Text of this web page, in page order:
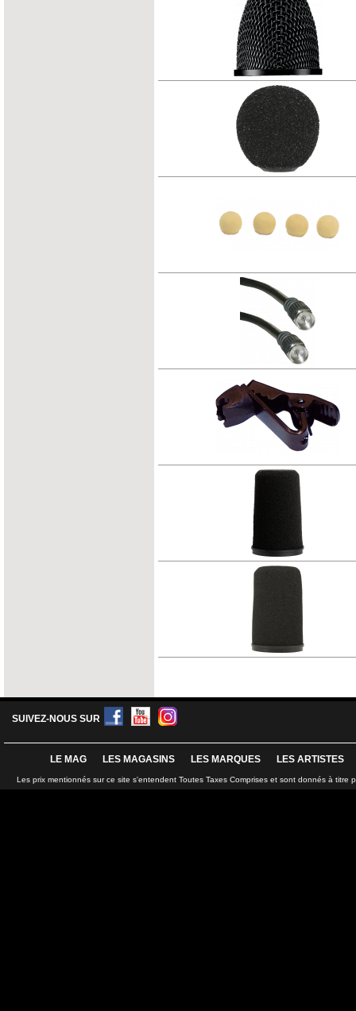
SUIVEZ-NOUS SUR
LE MAG LES MAGASINS LES MARQUES LES ARTISTES
Les prix mentionnés sur ce site s'entendent Toutes Taxes Comprises et sont donnés à